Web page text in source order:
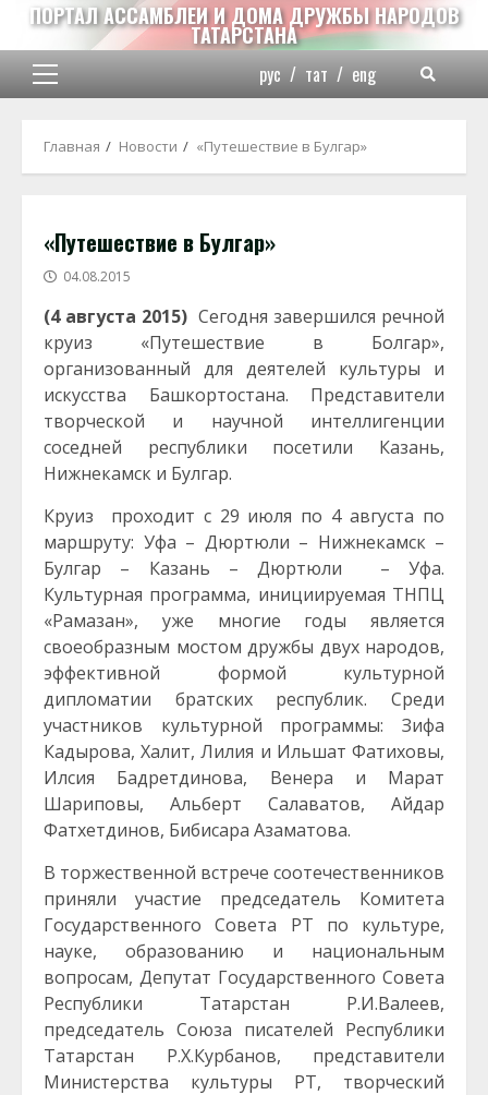
Перейти
содержимому
ПОРТАЛ АССАМБЛЕИ И ДОМА ДРУЖБЫ НАРОДОВ
ТАТАРСТАНА
Основное
рус / тат / eng
Главная Новости «Путешествие в Булгар»
«Путешествие в Булгар»
04.08.2015
(4 августа 2015) Сегодня завершился речной
круиз «Путешествие в Болгар»,
организованный для деятелей культуры и
искусства Башкортостана. Представители
творческой и научной интеллигенции
соседней республики посетили Казань,
Нижнекамск и Булгар.
Круиз проходит с 29 июля по 4 августа по
маршруту: Уфа – Дюртюли – Нижнекамск –
Булгар – Казань – Дюртюли – Уфа.
Культурная программа, инициируемая ТНПЦ
«Рамазан», уже многие годы является
своеобразным мостом дружбы двух народов,
эффективной формой культурной
дипломатии братских республик. Среди
участников культурной программы: Зифа
Кадырова, Халит, Лилия и Ильшат Фатиховы,
Илсия Бадретдинова, Венера и Марат
Шариповы, Альберт Салаватов, Айдар
Фатхетдинов, Бибисара Азаматова.
В торжественной встрече соотечественников
приняли участие председатель Комитета
Государственного Совета РТ по культуре,
науке, образованию и национальным
вопросам, Депутат Государственного Совета
Республики Татарстан Р.И.Валеев,
председатель Союза писателей Республики
Татарстан Р.Х.Курбанов, представители
Министерства культуры РТ, творческий